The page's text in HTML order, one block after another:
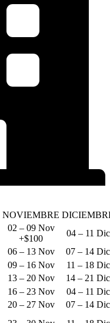
NOVIEMBRE
02 – 09 Nov
+$100
04 – 11 Dic
06 – 13 Nov
07 – 14 Dic
09 – 16 Nov
11 – 18 Dic
13 – 20 Nov
14 – 21 Dic
16 – 23 Nov
04 – 11 Dic
20 – 27 Nov
07 – 14 Dic